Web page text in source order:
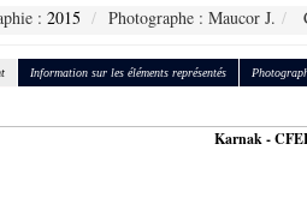
: 2015 Photographe : Maucor J.
Information sur les éléments représentés